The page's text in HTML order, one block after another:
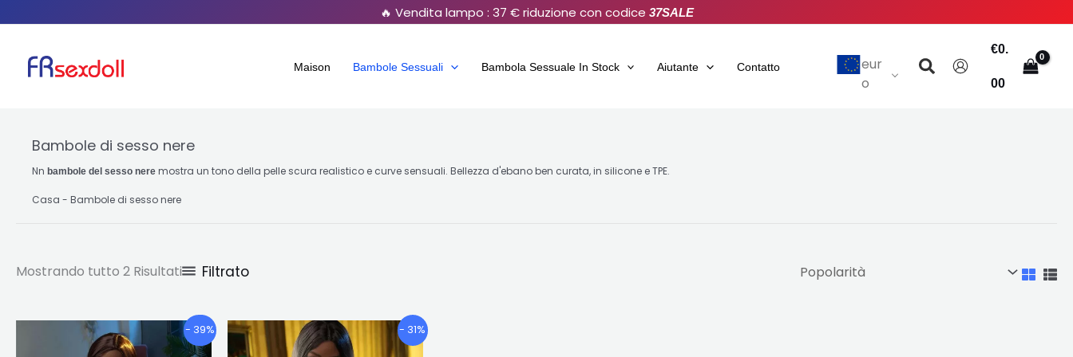
contenuto
🔥 Vendita lampo : 37 € riduzione con codice 37SALE
Maison Bambole Sessuali Bambola Sessuale In Stock Aiutante Contatto
eur
o
Ricerca
€0.
00
Bambole di sesso nere
Nn bambole del sesso nere mostra un tono della pelle scura realistico e curve sensuali. Bellezza d'ebano ben curata, in silicone e TPE.
Casa - Bambole di sesso nere
Mostrando tutto 2 Risultati Filtrato
- 39%
Fascia
di
Questo
- 31%
Fascia
Questo